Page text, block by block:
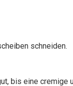
schneiden.
bis eine cremige